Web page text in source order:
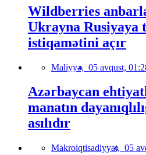
Wildberries
Ukrayna Rusiyaya
istiqamətini açır
Maliyyə, 05 avqust,
Azərbaycan
manatın
asılıdır
Makroiqtisadiyyat, 05